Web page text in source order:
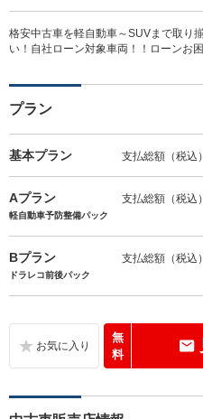
格安中古車を軽自動車～SUVまで取り
い！自社ローン対象車両！！ローンお
プラン
基本プラン 支払総額（税込）
Aプラン 支払総額（税込）
軽自動車予防整備パック
Bプラン 支払総額（税込）
ドラレコ前後パック
無
料